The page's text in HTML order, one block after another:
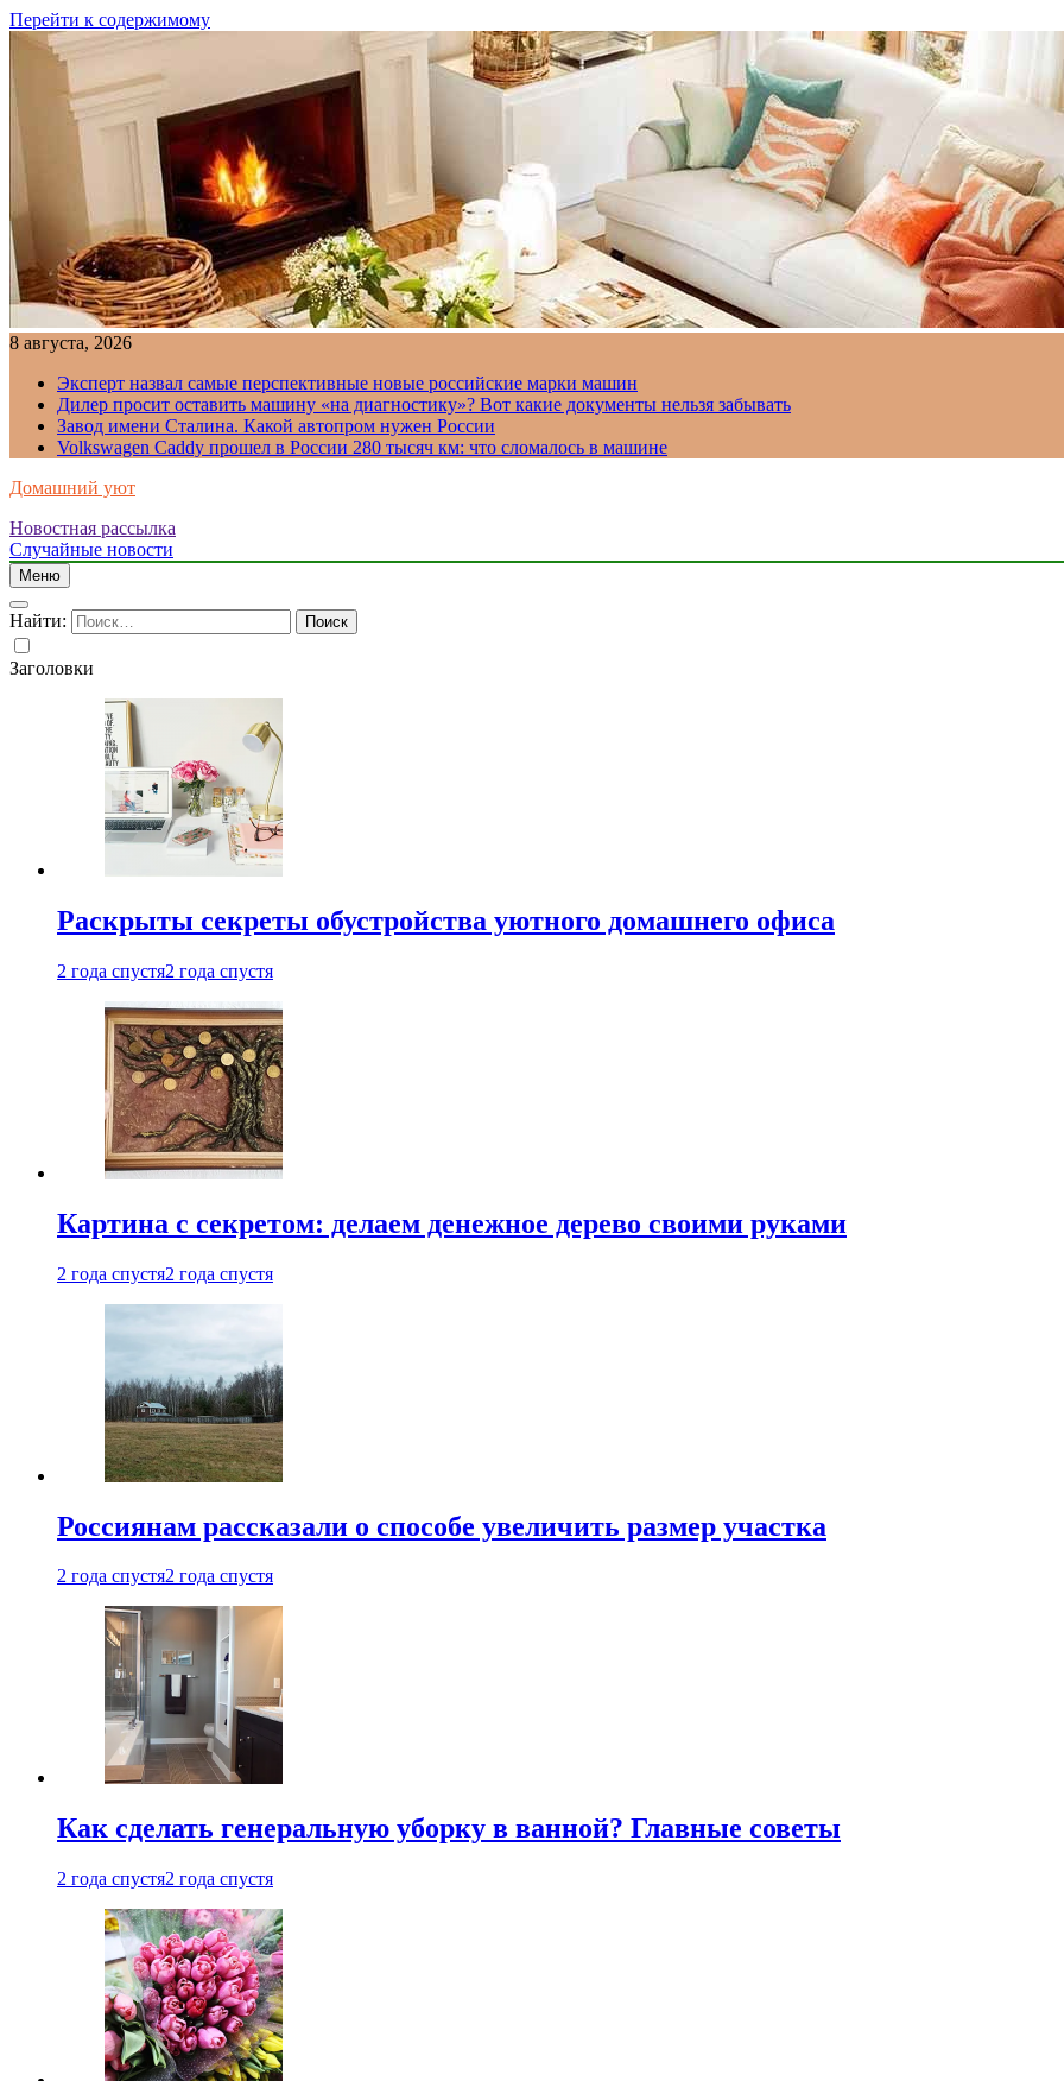
Перейти к содержимому
8 августа, 2026
Эксперт назвал самые перспективные новые российские марки машин
Дилер просит оставить машину «на диагностику»? Вот какие документы нельзя забывать
Завод имени Сталина. Какой автопром нужен России
Volkswagen Caddy прошел в России 280 тысяч км: что сломалось в машине
Домашний уют
Новостная рассылка
Случайные новости
Меню
Найти:
Заголовки
Раскрыты секреты обустройства уютного домашнего офиса
2 года спустя2 года спустя
Картина с секретом: делаем денежное дерево своими руками
2 года спустя2 года спустя
Россиянам рассказали о способе увеличить размер участка
2 года спустя2 года спустя
Как сделать генеральную уборку в ванной? Главные советы
2 года спустя2 года спустя